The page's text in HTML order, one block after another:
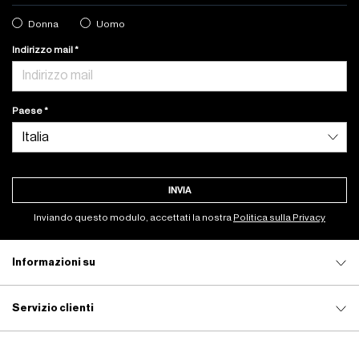
Donna Uomo
Indirizzo mail
Paese
INVIA
Inviando questo modulo, accettati la nostra Politica sulla Privacy
Informazioni su
Servizio clienti